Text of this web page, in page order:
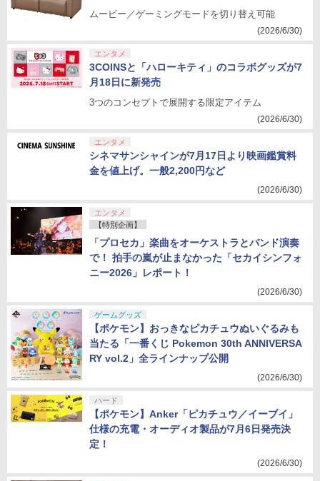
ムービー／ゲーミングモードを切り替え可能
(2026/6/30)
エンタメ
3COINSと「ハローキティ」のコラボグッズが7
月18日に新発売
3つのコンセプトで展開する限定アイテム
(2026/6/30)
エンタメ
シネマサンシャインが7月17日より映画鑑賞料
金を値上げ。一般2,200円など
(2026/6/30)
エンタメ
【特別企画】
「プロセカ」楽曲をオーケストラとバンド演奏
で！ 拍手の嵐が止まなかった「セカイシンフォ
ニー2026」レポート！
(2026/6/30)
ゲームグッズ
【ポケモン】おっきなピカチュウぬいぐるみも
当たる「一番くじ Pokemon 30th ANNIVERSA
RY vol.2」全ラインナップ公開
(2026/6/30)
ハード
【ポケモン】Anker「ピカチュウ／イーブイ」
仕様の充電・オーディオ製品が7月6日発売決
定！
(2026/6/30)